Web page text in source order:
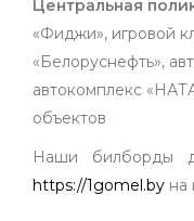
Центральная
«Фиджи», игровой
«Белоруснефть»,
автокомплекс
объектов
Наши билборды
https://1gomel.by на